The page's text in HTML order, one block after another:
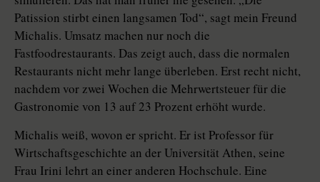
Patission stirbt einen langsamen Tod“, sagt mein Freund
Michalis. Umsatz machen nur noch die
Fastfoodrestaurants. Das zeigt auch, dass die normalen
Restaurants nicht mehr lange überleben. Erst recht nicht,
nachdem vor zwei Wochen die Mehrwertsteuer für die
Gastronomie von 13 auf 23 Prozent erhöht wurde.
Michalis weiß, wovon er spricht. Er ist Professor für
Wirtschaftsgeschichte an der Universität Athen, seine
Frau Irini lehrt an einer anderen Hochschule. Eine